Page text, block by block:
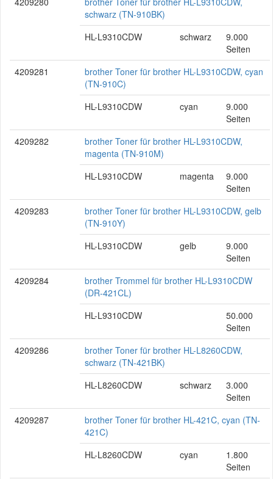
schwarz (TN-910BK)
HL-L9310CDW
schwarz
9.000
Seiten
4209281
brother Toner für brother HL-L9310CDW, cyan
(TN-910C)
HL-L9310CDW
cyan
9.000
Seiten
4209282
brother Toner für brother HL-L9310CDW,
magenta (TN-910M)
HL-L9310CDW
magenta
9.000
Seiten
4209283
brother Toner für brother HL-L9310CDW, gelb
(TN-910Y)
HL-L9310CDW
gelb
9.000
Seiten
4209284
brother Trommel für brother HL-L9310CDW
(DR-421CL)
HL-L9310CDW
50.000
Seiten
4209286
brother Toner für brother HL-L8260CDW,
schwarz (TN-421BK)
HL-L8260CDW
schwarz
3.000
Seiten
4209287
brother Toner für brother HL-421C, cyan (TN-
421C)
HL-L8260CDW
cyan
1.800
Seiten